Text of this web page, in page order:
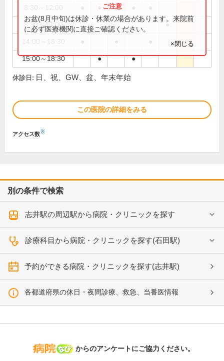
●
8:30～13:00 ●
15:00～18:30 ● ●
お盆(8月中旬)は休診・休業の場合があります。来院前
に必ず医療機関に直接ご確認ください。
×閉じる
休診日: 日、祝、GW、盆、年末年始
この医院の詳細をみる
アクセス数※
別の条件で検索
志井駅の周辺駅から病院・クリニックを探す
診療科目から病院・クリニックを探す(石田駅)
予約ができる病院・クリニックを探す(志井駅)
各都道府県の休日・夜間診療、救急、当番医情報
病院なび
からのアンケートにご協力ください。